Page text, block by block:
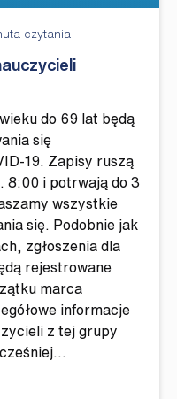
czytania
do 69 lat będą
się
19. Zapisy ruszą
8:00 i potrwają do 3
wszystkie
się. Podobnie jak
zgłoszenia dla
rejestrowane
marca
informacje
z tej grupy